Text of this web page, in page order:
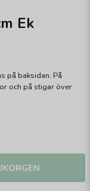
Ek
på baksidan. På
och på stigar över